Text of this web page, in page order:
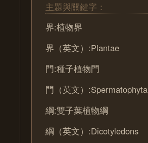
主題與關鍵字：
界:植物界
界（英文）:Plantae
門:種子植物門
門（英文）:Spermatophyta
綱:雙子葉植物綱
綱（英文）:Dicotyledons